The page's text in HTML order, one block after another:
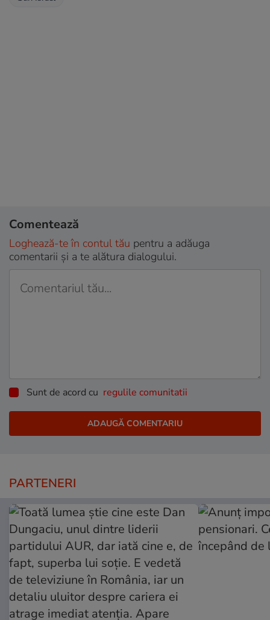
Comentează
Loghează-te în contul tău pentru a adăuga
comentarii și a te alătura dialogului.
Sunt de acord cu regulile comunitatii
PARTENERI